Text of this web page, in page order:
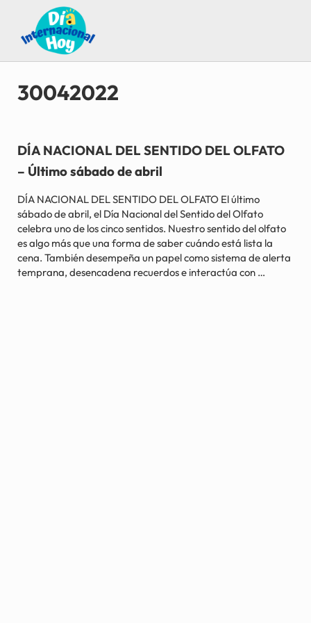
Saltar al contenido principal
Skip to after header navigation
Skip to site footer
Día Internacional Hoy
Guía para saber qué día internacional es hoy
30042022
DÍA NACIONAL DEL SENTIDO DEL OLFATO
– Último sábado de abril
DÍA NACIONAL DEL SENTIDO DEL OLFATO El último
sábado de abril, el Día Nacional del Sentido del Olfato
celebra uno de los cinco sentidos. Nuestro sentido del olfato
es algo más que una forma de saber cuándo está lista la
cena. También desempeña un papel como sistema de alerta
temprana, desencadena recuerdos e interactúa con …